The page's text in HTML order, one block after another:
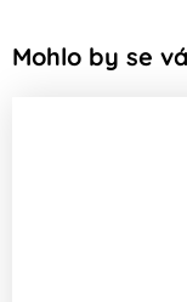
Mohlo by se